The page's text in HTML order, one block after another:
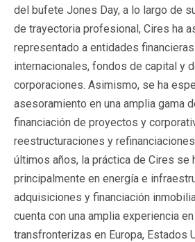
del bufete Jones Day, a lo largo de
de trayectoria profesional, Cires ha
representado a entidades
internacionales, fondos de capital y
corporaciones. Asimismo, se ha
asesoramiento en una amplia gama
financiación de proyectos y
reestructuraciones y
últimos años, la práctica de Cires se
principalmente en energía e
adquisiciones y financiación
cuenta con una amplia experiencia
transfronterizas en Europa, Estados